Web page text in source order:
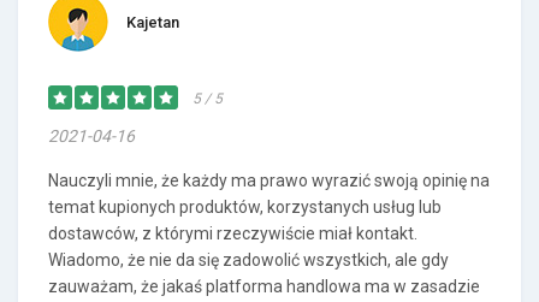
Kajetan
5 / 5
2021-04-16
Nauczyli mnie, że każdy ma prawo wyrazić swoją opinię na
temat kupionych produktów, korzystanych usług lub
dostawców, z którymi rzeczywiście miał kontakt.
Wiadomo, że nie da się zadowolić wszystkich, ale gdy
zauważam, że jakaś platforma handlowa ma w zasadzie